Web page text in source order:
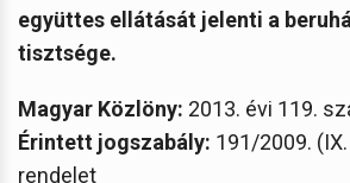
együttes ellátását jelenti a
tisztsége.
Magyar Közlöny: 2013. évi 119.
Érintett jogszabály: 191/2009.
rendelet